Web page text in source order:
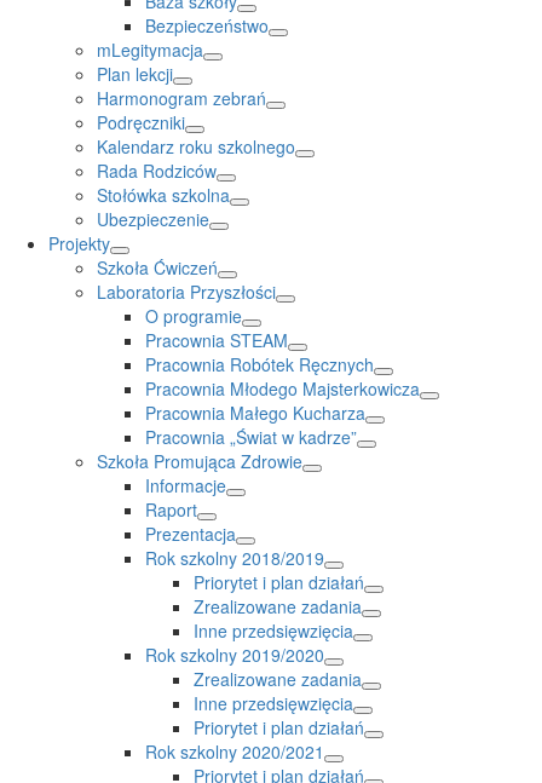
Bezpieczeństwo
mLegitymacja
Plan lekcji
Harmonogram zebrań
Podręczniki
Kalendarz roku szkolnego
Rada Rodziców
Stołówka szkolna
Ubezpieczenie
Projekty
Szkoła Ćwiczeń
Laboratoria Przyszłości
O programie
Pracownia STEAM
Pracownia Robótek Ręcznych
Pracownia Młodego Majsterkowicza
Pracownia Małego Kucharza
Pracownia „Świat w kadrze”
Szkoła Promująca Zdrowie
Informacje
Raport
Prezentacja
Rok szkolny 2018/2019
Priorytet i plan działań
Zrealizowane zadania
Inne przedsięwzięcia
Rok szkolny 2019/2020
Zrealizowane zadania
Inne przedsięwzięcia
Priorytet i plan działań
Rok szkolny 2020/2021
Priorytet i plan działań